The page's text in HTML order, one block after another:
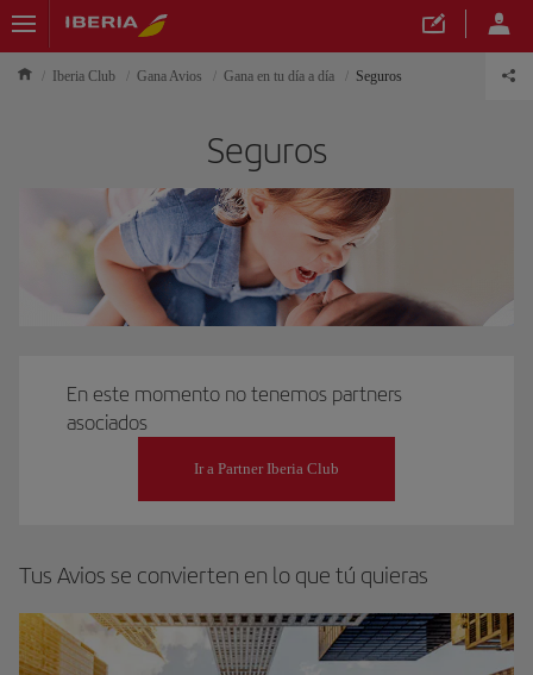
Iberia Club Gana Avios Gana en tu día a día Seguros
Seguros
En este momento no tenemos partners
asociados
Ir a Partner Iberia Club
Tus Avios se convierten en lo que tú quieras